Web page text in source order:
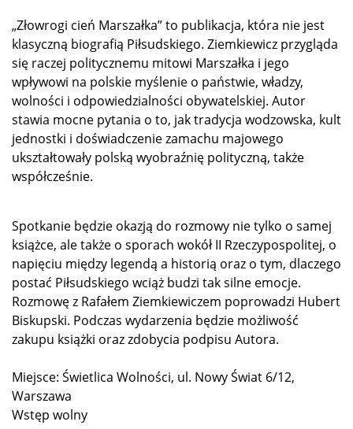
„Złowrogi cień Marszałka” to publikacja, która nie jest
klasyczną biografią Piłsudskiego. Ziemkiewicz przygląda
się raczej politycznemu mitowi Marszałka i jego
wpływowi na polskie myślenie o państwie, władzy,
wolności i odpowiedzialności obywatelskiej. Autor
stawia mocne pytania o to, jak tradycja wodzowska, kult
jednostki i doświadczenie zamachu majowego
ukształtowały polską wyobraźnię polityczną, także
współcześnie.
Spotkanie będzie okazją do rozmowy nie tylko o samej
książce, ale także o sporach wokół II Rzeczypospolitej, o
napięciu między legendą a historią oraz o tym, dlaczego
postać Piłsudskiego wciąż budzi tak silne emocje.
Rozmowę z Rafałem Ziemkiewiczem poprowadzi Hubert
Biskupski. Podczas wydarzenia będzie możliwość
zakupu książki oraz zdobycia podpisu Autora.
Miejsce: Świetlica Wolności, ul. Nowy Świat 6/12,
Warszawa
Wstęp wolny